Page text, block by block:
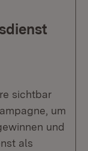
sichtbar
um
und
als